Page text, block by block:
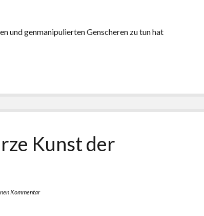
und genmanipulierten Genscheren zu tun hat
Kunst der
Kommentar